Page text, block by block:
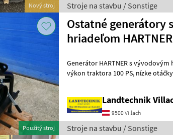
Nový stroj Stroje na stavbu / Sonstige
Použitý stroj
Ostatné generátory
hriadeľom
Generátor HARTNER s vývodovým
výkon traktora 100 PS, nízke otáčky 1 500 ot./min, vrátane regulácie
Landtechnik
9500 Villach
Stroje na stavbu / Sonstige